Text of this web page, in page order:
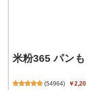
米粉365 パン
(54964) ￥